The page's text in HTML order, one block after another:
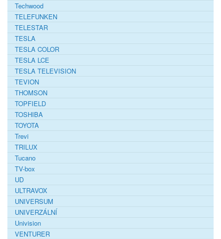
Techwood
TELEFUNKEN
TELESTAR
TESLA
TESLA COLOR
TESLA LCE
TESLA TELEVISION
TEVION
THOMSON
TOPFIELD
TOSHIBA
TOYOTA
Trevi
TRILUX
Tucano
TV-box
UD
ULTRAVOX
UNIVERSUM
UNIVERZÁLNÍ
Univision
VENTURER